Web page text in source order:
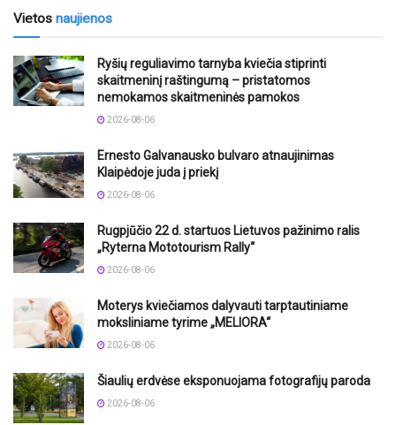
Vietos naujienos
Ryšių reguliavimo tarnyba kviečia stiprinti
skaitmeninį raštingumą – pristatomos
nemokamos skaitmeninės pamokos
2026-08-06
Ernesto Galvanausko bulvaro atnaujinimas
Klaipėdoje juda į priekį
2026-08-06
Rugpjūčio 22 d. startuos Lietuvos pažinimo ralis
„Ryterna Mototourism Rally“
2026-08-06
Moterys kviečiamos dalyvauti tarptautiniame
moksliniame tyrime „MELIORA“
2026-08-06
Šiaulių erdvėse eksponuojama fotografijų paroda
2026-08-06